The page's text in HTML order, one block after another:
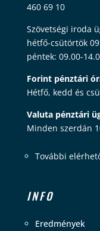
460 69 10
Szövetségi iroda
hétfő-csütörtök
péntek: 09.00-
Forint pénztári
Hétfő, kedd és
Valuta pénztári
Minden szerdán
További
INFO
Eredmények